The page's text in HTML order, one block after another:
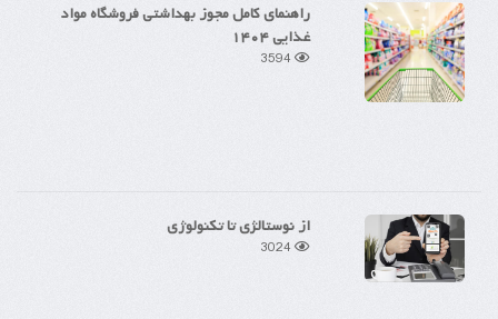
راهنمای کامل مجوز بهداشتی فروشگاه مواد
غذایی ۱۴۰۴
از نوستالژی تا تکنولوژی
3024